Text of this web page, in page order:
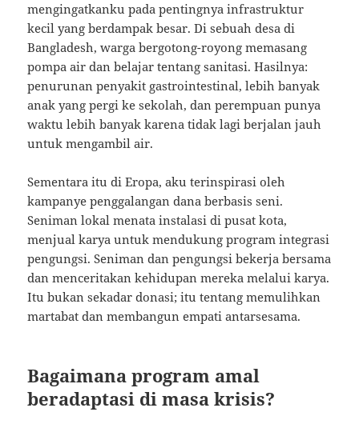
mengingatkanku pada pentingnya infrastruktur
kecil yang berdampak besar. Di sebuah desa di
Bangladesh, warga bergotong-royong memasang
pompa air dan belajar tentang sanitasi. Hasilnya:
penurunan penyakit gastrointestinal, lebih banyak
anak yang pergi ke sekolah, dan perempuan punya
waktu lebih banyak karena tidak lagi berjalan jauh
untuk mengambil air.
Sementara itu di Eropa, aku terinspirasi oleh
kampanye penggalangan dana berbasis seni.
Seniman lokal menata instalasi di pusat kota,
menjual karya untuk mendukung program integrasi
pengungsi. Seniman dan pengungsi bekerja bersama
dan menceritakan kehidupan mereka melalui karya.
Itu bukan sekadar donasi; itu tentang memulihkan
martabat dan membangun empati antarsesama.
Bagaimana program amal
beradaptasi di masa krisis?